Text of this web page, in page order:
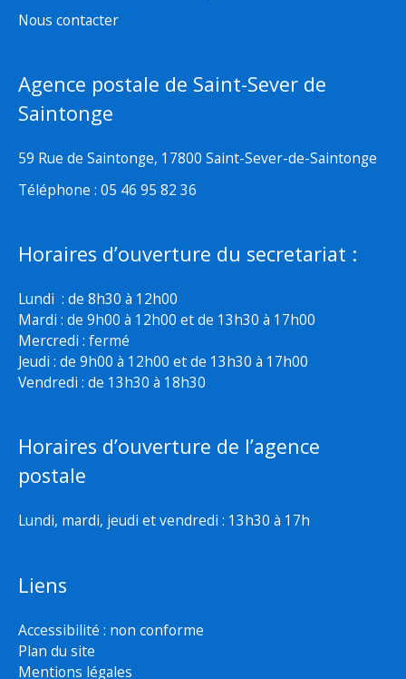
Nous contacter
Agence postale de Saint-Sever de
Saintonge
59 Rue de Saintonge, 17800 Saint-Sever-de-Saintonge
Téléphone : 05 46 95 82 36
Horaires d’ouverture du secretariat :
Lundi : de 8h30 à 12h00
Mardi : de 9h00 à 12h00 et de 13h30 à 17h00
Mercredi : fermé
Jeudi : de 9h00 à 12h00 et de 13h30 à 17h00
Vendredi : de 13h30 à 18h30
Horaires d’ouverture de l’agence
postale
Lundi, mardi, jeudi et vendredi : 13h30 à 17h
Liens
Accessibilité : non conforme
Plan du site
Mentions légales